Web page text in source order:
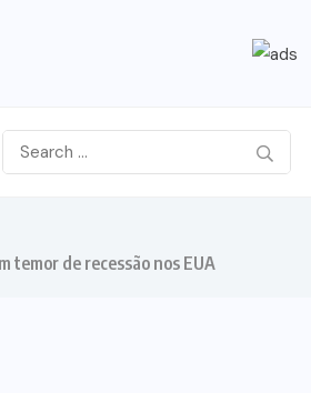
temor de recessão nos EUA